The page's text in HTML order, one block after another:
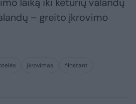
– greito įkrovimo
įkrovimas
^Instant